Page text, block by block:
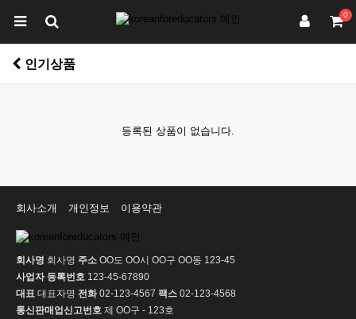
0
인기상품
등록된 상품이 없습니다.
회사소개 개인정보 이용약관
회사명 회사명 주소 OO도 OO시 OO구 OO동 123-45
사업자 등록번호 123-45-67890
대표 대표자명 전화02-123-4567 팩스 02-123-4568
통신판매업신고번호 제 OO구 - 123호